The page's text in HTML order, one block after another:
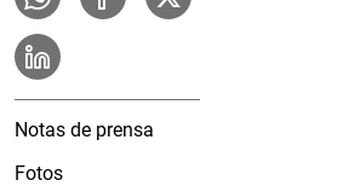
Notas de prensa
Fotos